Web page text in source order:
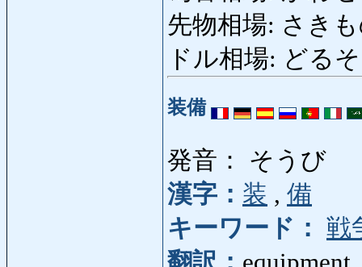
先物相場: さき
ドル相場: どる
装備
発音： そうび
漢字： 装 , 備
キーワード： 戦